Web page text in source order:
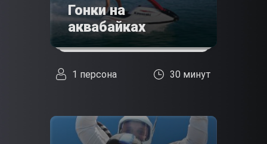
Гонки на
аквабайках
1 персона 30 минут